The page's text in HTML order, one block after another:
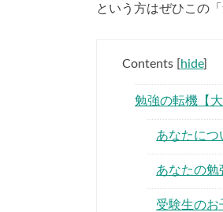
という方はぜひこの
Contents [hide]
勉強の転機【
あなたにつ
あなたの勉
受験生のお